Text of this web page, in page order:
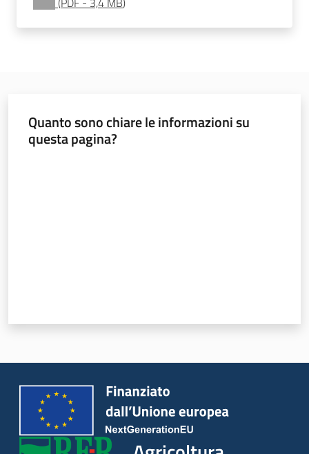
Export
caccia e
pesca
Argomenti
Quanto sono chiare le informazioni su
questa pagina?